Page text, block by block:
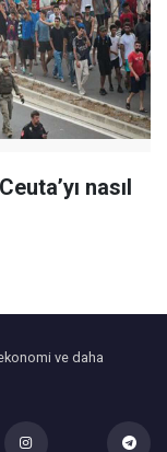
nasıl
ve daha